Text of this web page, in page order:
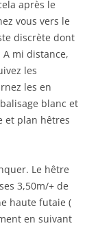
après le
vous vers le
discrète dont
mi distance,
les
les en
blanc et
et plan hêtres
Le hêtre
3,50m/+ de
haute futaie (
en suivant